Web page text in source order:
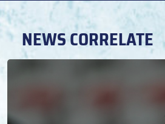
NEWS CORRELATE